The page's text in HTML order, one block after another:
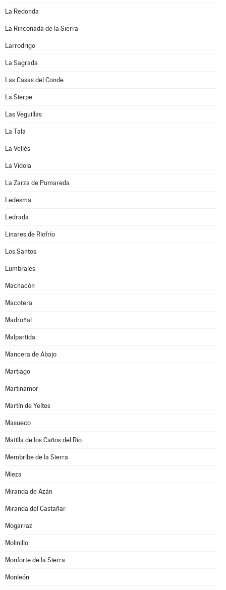
La Redonda
La Rinconada de la Sierra
Larrodrigo
La Sagrada
Las Casas del Conde
La Sierpe
Las Veguillas
La Tala
La Vellés
La Vídola
La Zarza de Pumareda
Ledesma
Ledrada
Linares de Riofrío
Los Santos
Lumbrales
Machacón
Macotera
Madroñal
Malpartida
Mancera de Abajo
Martiago
Martinamor
Martín de Yeltes
Masueco
Matilla de los Caños del Río
Membribe de la Sierra
Mieza
Miranda de Azán
Miranda del Castañar
Mogarraz
Molinillo
Monforte de la Sierra
Monleón